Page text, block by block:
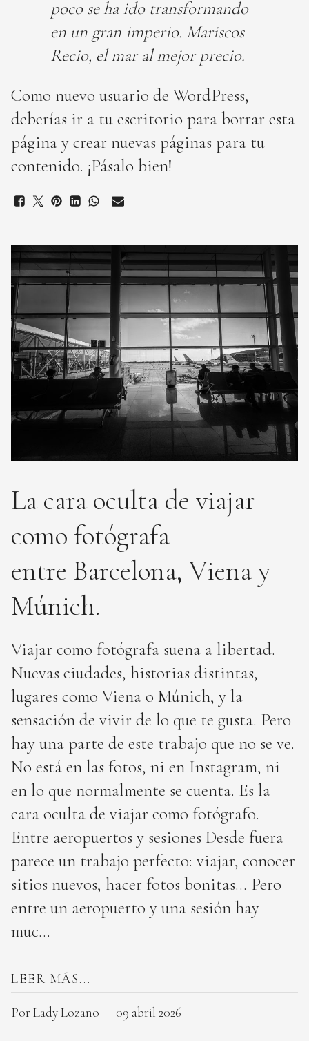
poco se ha ido transformando
en un gran imperio. Mariscos
Recio, el mar al mejor precio.
Como nuevo usuario de WordPress,
deberías ir a tu escritorio para borrar esta
página y crear nuevas páginas para tu
contenido. ¡Pásalo bien!
La cara oculta de viajar
como fotógrafa
entre Barcelona, Viena y
Múnich.
Viajar como fotógrafa suena a libertad.
Nuevas ciudades, historias distintas,
lugares como Viena o Múnich, y la
sensación de vivir de lo que te gusta. Pero
hay una parte de este trabajo que no se ve.
No está en las fotos, ni en Instagram, ni
en lo que normalmente se cuenta. Es la
cara oculta de viajar como fotógrafo.
Entre aeropuertos y sesiones Desde fuera
parece un trabajo perfecto: viajar, conocer
sitios nuevos, hacer fotos bonitas… Pero
entre un aeropuerto y una sesión hay
muc...
LEER MÁS...
Por Lady Lozano 09 abril 2026